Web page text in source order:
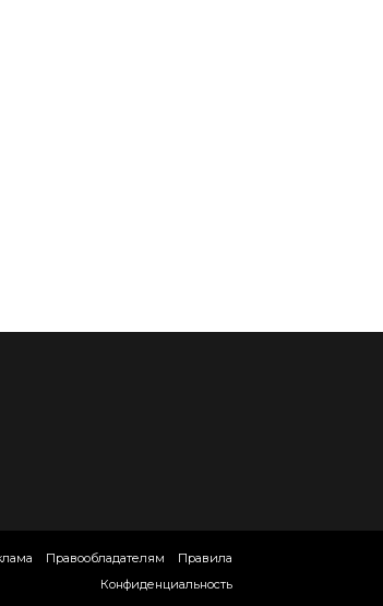
Правообладателям
Правила
Конфиденциальность